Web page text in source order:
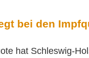
bei den
hat Schleswig-